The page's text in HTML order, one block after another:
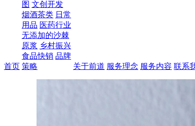
首页
图 文创开发
烟酒茶类 日常
用品 医药行业
无添加的沙棘
原浆 乡村振兴
食品快销 品牌
策略
关于前道 服务理念 服务内容 联系